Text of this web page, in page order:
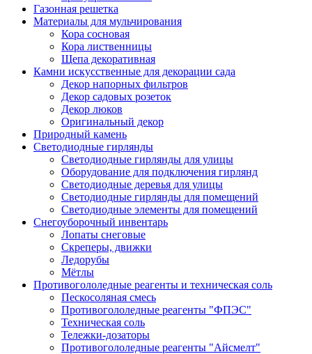
Газонная решетка
Материалы для мульчирования
Кора сосновая
Кора лиственницы
Щепа декоративная
Камни искусственные для декорации сада
Декор напорных фильтров
Декор садовых розеток
Декор люков
Оригинальный декор
Природный камень
Светодиодные гирлянды
Светодиодные гирлянды для улицы
Оборудование для подключения гирлянд
Светодиодные деревья для улицы
Светодиодные гирлянды для помещений
Светодиодные элементы для помещений
Снегоуборочный инвентарь
Лопаты снеговые
Скреперы, движки
Ледорубы
Мётлы
Противогололедные реагенты и техническая соль
Пескосоляная смесь
Противогололедные реагенты "ФПЭС"
Техническая соль
Тележки-дозаторы
Противогололедные реагенты "Айсмелт"